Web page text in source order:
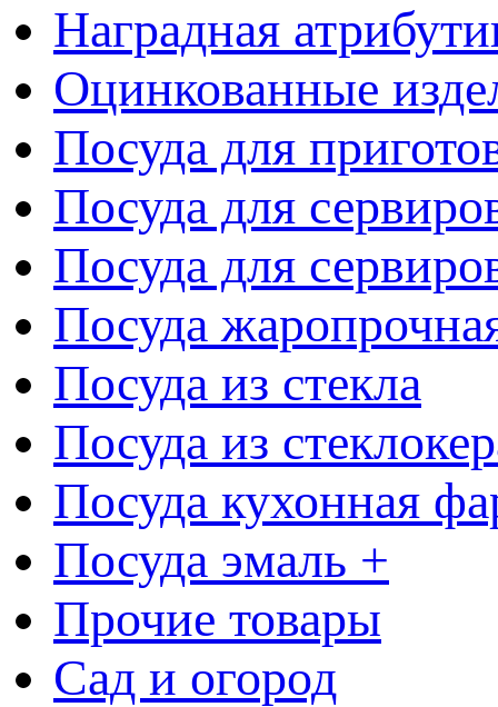
Наградная
Оцинкованные
Посуда для
Посуда для
Посуда для
Посуда
Посуда из стекла
Посуда из
Посуда кухонная
Посуда эмаль +
Прочие товары
Сад и огород